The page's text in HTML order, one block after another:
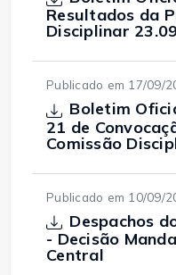
Resultados da
Disciplinar
Publicado em 17/09/
Boletim
21 de
Comissão
Publicado em 10/09/
Despachos
- Decisão
Central